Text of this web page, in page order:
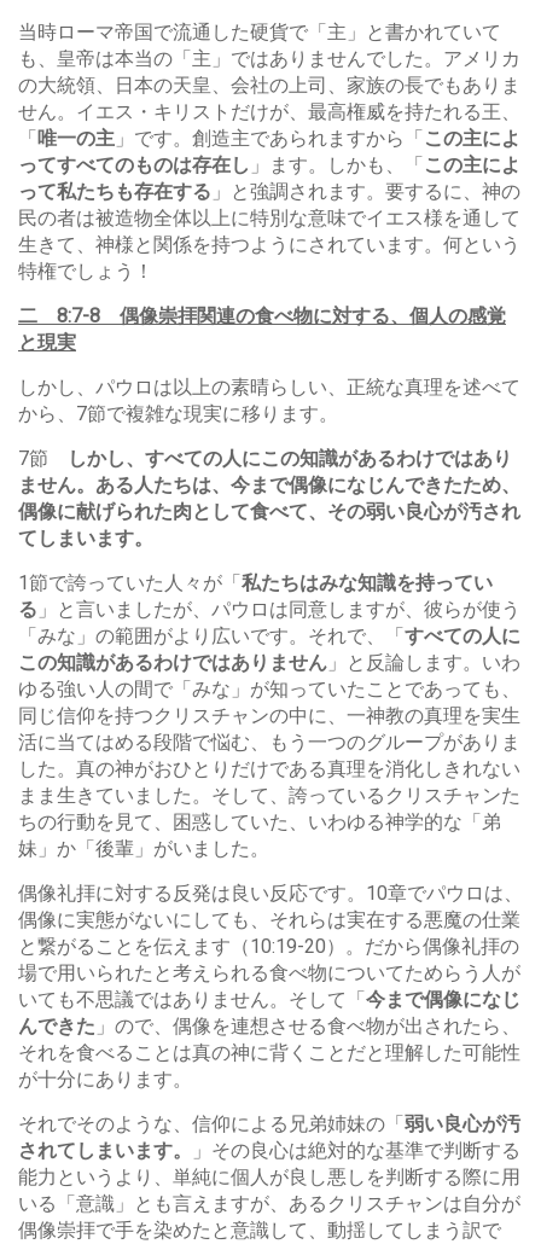
当時ローマ帝国で流通した硬貨で「主」と書かれていて
も、皇帝は本当の「主」ではありませんでした。アメリカ
の大統領、日本の天皇、会社の上司、家族の長でもありま
せん。イエス・キリストだけが、最高権威を持たれる王、
「唯一の主 」です。創造主であられますから「この主によ
ってすべてのものは存在し 」ます。しかも、「この主によ
って私たちも存在する 」と強調されます。要するに、神の
民の者は被造物全体以上に特別な意味でイエス様を通して
生きて、神様と関係を持つようにされています。何という
特権でしょう！
二 8:7-8 偶像崇拝関連の食べ物に対する、個人の感覚
と現実
しかし、パウロは以上の素晴らしい、正統な真理を述べて
から、7節で複雑な現実に移ります。
7節
しかし、すべての人にこの知識があるわけではあり
ません。ある人たちは、今まで偶像になじんできたため、
偶像に献げられた肉として食べて、その弱い良心が汚され
てしまいます。
1節で誇っていた人々が「私たちはみな知識を持ってい
る 」と言いましたが、パウロは同意しますが、彼らが使う
「みな」の範囲がより広いです。それで、「すべての人に
この知識があるわけではありません 」と反論します。いわ
ゆる強い人の間で「みな」が知っていたことであっても、
同じ信仰を持つクリスチャンの中に、一神教の真理を実生
活に当てはめる段階で悩む、もう一つのグループがありま
した。真の神がおひとりだけである真理を消化しきれない
まま生きていました。そして、誇っているクリスチャンた
ちの行動を見て、困惑していた、いわゆる神学的な「弟
妹」か「後輩」がいました。
偶像礼拝に対する反発は良い反応です。10章でパウロは、
偶像に実態がないにしても、それらは実在する悪魔の仕業
と繋がることを伝えます（10:19-20）。だから偶像礼拝の
場で用いられたと考えられる食べ物についてためらう人が
いても不思議ではありません。そして「今まで偶像になじ
んできた 」ので、偶像を連想させる食べ物が出されたら、
それを食べることは真の神に背くことだと理解した可能性
が十分にあります。
それでそのような、信仰による兄弟姉妹の「弱い良心が汚
されてしまいます。
」その良心は絶対的な基準で判断する
能力というより、単純に個人が良し悪しを判断する際に用
いる「意識」とも言えますが、あるクリスチャンは自分が
偶像崇拝で手を染めたと意識して、動揺してしまう訳で